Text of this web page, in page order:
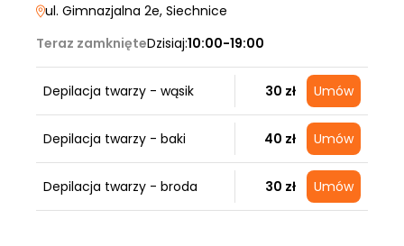
ul. Gimnazjalna 2e, Siechnice
Teraz zamknięteDzisiaj:10:00-19:00
Depilacja twarzy - wąsik 30 zł Umów
Depilacja twarzy - baki 40 zł Umów
Depilacja twarzy - broda 30 zł Umów